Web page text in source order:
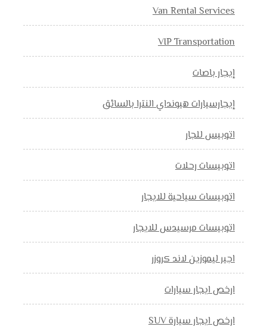
Van Rental Services
VIP Transportation
إيجار باصات
إيجارسيارات هيونداي النترا بالسائق
اتوبيس للجار
اتوبيسات رحلات
اتوبيسات سياحية للايجار
اتوبيسات مرسيدس للايجار
اجير ليموزين لاند كروزر
ارخص ايجار سيارات
ارخص ايجار سيارة SUV